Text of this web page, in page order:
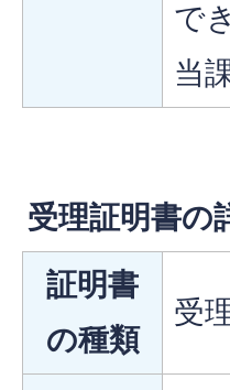
で
当
受理証明書の
証明書
の種類
受